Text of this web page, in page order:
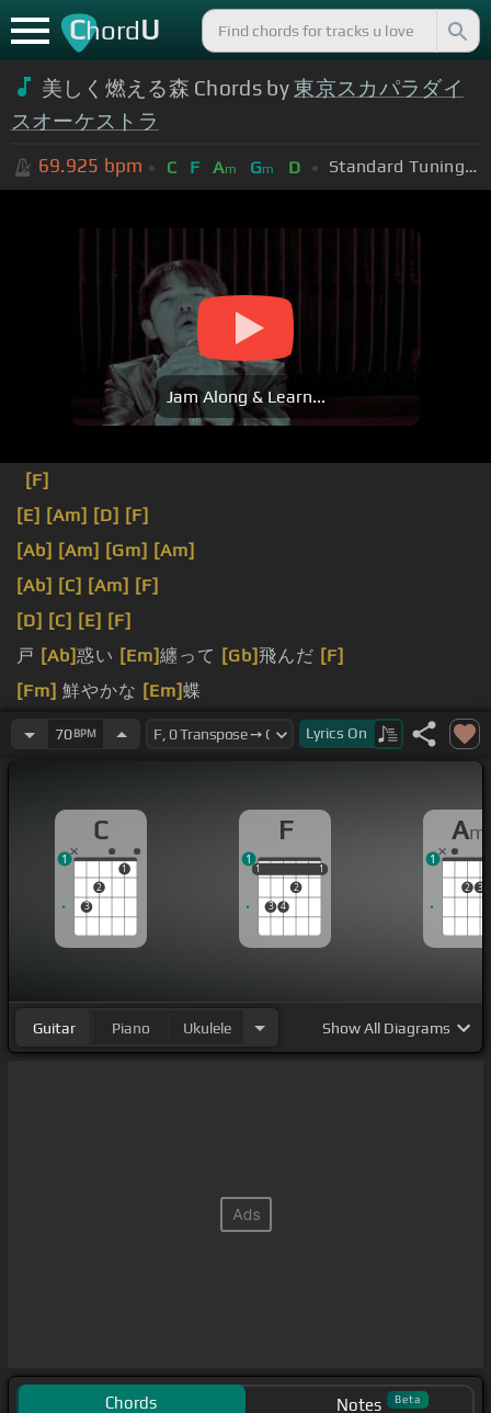
ChordU
美しく燃える森 Chords by東京スカパラダイ
スオーケストラ
69.925 bpm C F Am Gm D Standard Tuning (EADGBE)
Jam Along & Learn...
[F]
[E] [Am] [D] [F]
[Ab] [Am] [Gm] [Am]
[Ab] [C] [Am] [F]
[D] [C] [E] [F]
戸 [Ab]惑い [Em]纏って [Gb]飛んだ [F]
[Fm] 鮮やかな [Em]蝶
[Fm]に見つめてた 悲しみ[Gb]を連れて
70BPM Lyrics On
C
3
2
1
1
F
1
3 4
2
1
1 1
1
Am
2 3
1
Guitar Piano Ukulele ShowAll Diagrams
Chords Notes Beta